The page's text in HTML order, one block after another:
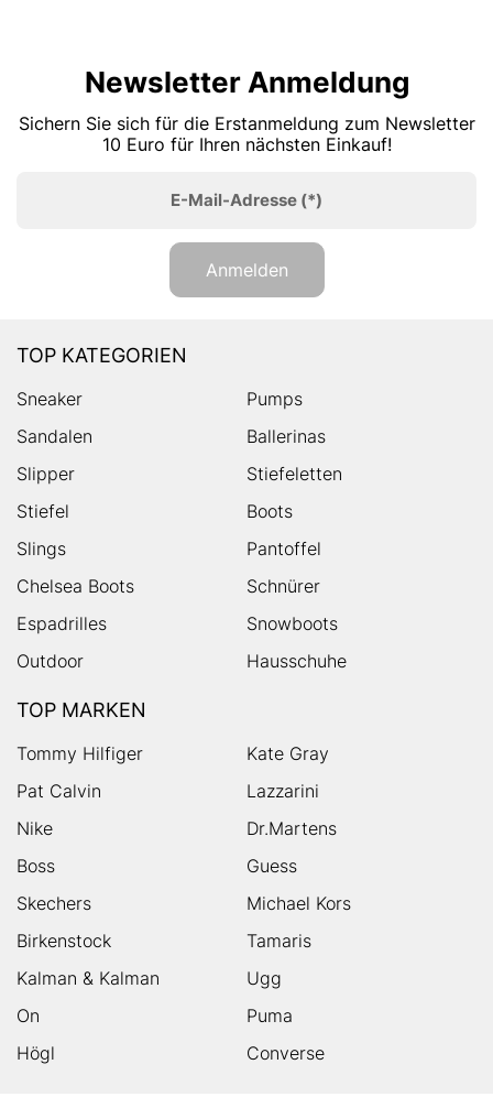
Newsletter Anmeldung
Sichern Sie sich für die Erstanmeldung zum Newsletter
10 Euro für Ihren nächsten Einkauf!
E-Mail-Adresse (*)
Anmelden
TOP KATEGORIEN
Sneaker
Pumps
Sandalen
Ballerinas
Slipper
Stiefeletten
Stiefel
Boots
Slings
Pantoffel
Chelsea Boots
Schnürer
Espadrilles
Snowboots
Outdoor
Hausschuhe
TOP MARKEN
Tommy Hilfiger
Kate Gray
Pat Calvin
Lazzarini
Nike
Dr.Martens
Boss
Guess
Skechers
Michael Kors
Birkenstock
Tamaris
Kalman & Kalman
Ugg
On
Puma
Högl
Converse